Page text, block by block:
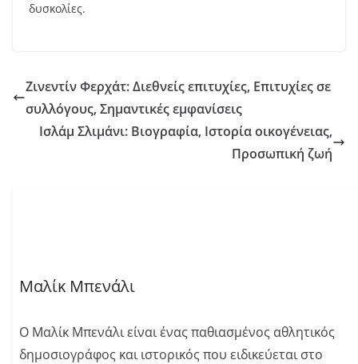
δυσκολίες.
Ζινεντίν Φερχάτ: Διεθνείς επιτυχίες, Επιτυχίες σε
συλλόγους, Σημαντικές εμφανίσεις
Ισλάμ Σλιμάνι: Βιογραφία, Ιστορία οικογένειας,
Προσωπική ζωή
Μαλίκ Μπενάλι
Ο Μαλίκ Μπενάλι είναι ένας παθιασμένος αθλητικός
δημοσιογράφος και ιστορικός που ειδικεύεται στο